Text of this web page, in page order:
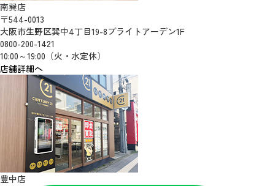
南巽店
〒544-0013
大阪市生野区巽中4丁目19-8ブライトアーデン1F
0800-200-1421
10:00～19:00（火・水定休）
店舗詳細へ
豊中店